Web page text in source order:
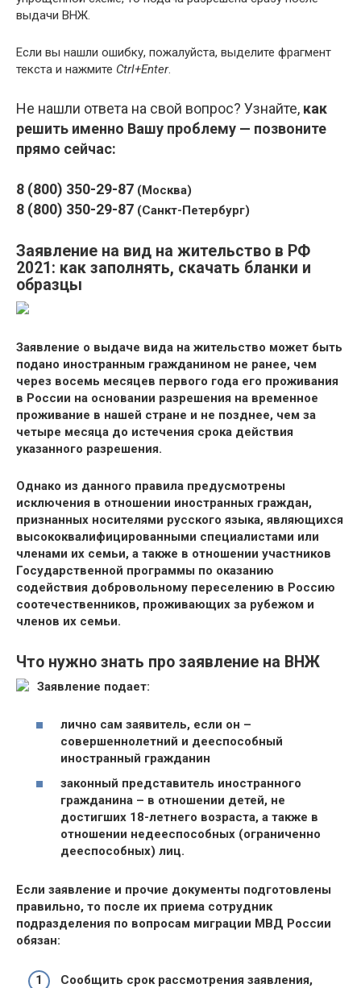
выдачи ВНЖ.
Если вы нашли ошибку, пожалуйста, выделите фрагмент
текста и нажмите Ctrl+Enter.
Не нашли ответа на свой вопрос? Узнайте, как
решить именно Вашу проблему — позвоните
прямо сейчас:
8 (800) 350-29-87 (Москва)
8 (800) 350-29-87 (Санкт-Петербург)
Заявление на вид на жительство в РФ
2021: как заполнять, скачать бланки и
образцы
Заявление о выдаче вида на жительство может быть
подано иностранным гражданином не ранее, чем
через восемь месяцев первого года его проживания
в России на основании разрешения на временное
проживание в нашей стране и не позднее, чем за
четыре месяца до истечения срока действия
указанного разрешения.
Однако из данного правила предусмотрены
исключения в отношении иностранных граждан,
признанных носителями русского языка, являющихся
высококвалифицированными специалистами или
членами их семьи, а также в отношении участников
Государственной программы по оказанию
содействия добровольному переселению в Россию
соотечественников, проживающих за рубежом и
членов их семьи.
Что нужно знать про заявление на ВНЖ
Заявление подает:
лично сам заявитель, если он –
совершеннолетний и дееспособный
иностранный гражданин
законный представитель иностранного
гражданина – в отношении детей, не
достигших 18-летнего возраста, а также в
отношении недееспособных (ограниченно
дееспособных) лиц.
Если заявление и прочие документы подготовлены
правильно, то после их приема сотрудник
подразделения по вопросам миграции МВД России
обязан:
Сообщить срок рассмотрения заявления,